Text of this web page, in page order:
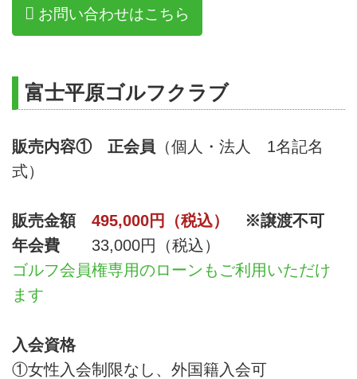
お問い合わせはこちら
富士平原ゴルフクラブ
販売内容① 正会員 （個人・法人 1名記名
式）
販売金額 495,000円（税込）
※譲渡不可
年会費 33,000円（税込）
ゴルフ会員権専用のローンもご利用いただけ
ます
入会資格
①女性入会制限なし、外国籍入会可